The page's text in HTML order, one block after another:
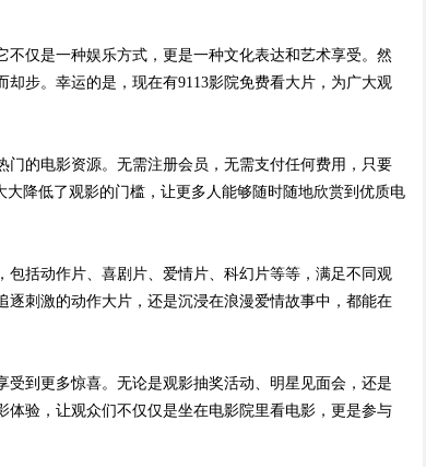
仅是一种娱乐方式，更是一种文化表达和艺术享受。然
步。幸运的是，现在有9113影院免费看大片，为广大观
的电影资源。无需注册会员，无需支付任何费用，只要
降低了观影的门槛，让更多人能够随时随地欣赏到优质电
括动作片、喜剧片、爱情片、科幻片等等，满足不同观
刺激的动作大片，还是沉浸在浪漫爱情故事中，都能在
到更多惊喜。无论是观影抽奖活动、明星见面会，还是
验，让观众们不仅仅是坐在电影院里看电影，更是参与